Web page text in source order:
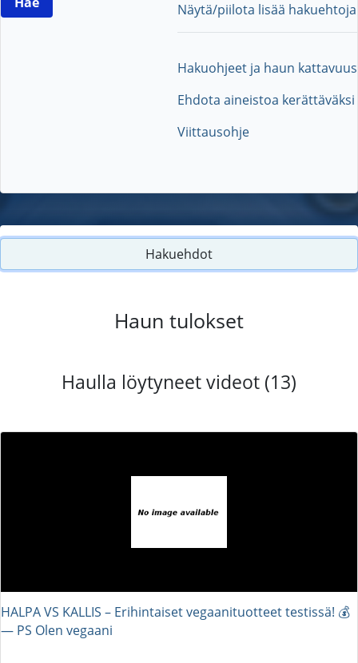
Näytä/piilota lisää hakuehtoja
Hakuohjeet ja haun kattavuus
Ehdota aineistoa kerättäväksi
Viittausohje
Hakuehdot
Haun tulokset
Haulla löytyneet videot (13)
HALPA VS KALLIS – Erihintaiset vegaanituotteet testissä! 💰
― PS Olen vegaani